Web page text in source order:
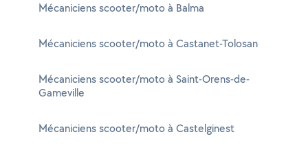
Mécaniciens scooter/moto à Balma
Mécaniciens scooter/moto à Castanet-Tolosan
Mécaniciens scooter/moto à Saint-Orens-de-
Gameville
Mécaniciens scooter/moto à Castelginest